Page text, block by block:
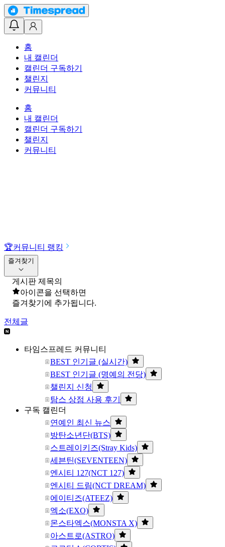
홈
내 캘린더
캘린더 구독하기
챌린지
커뮤니티
홈
내 캘린더
캘린더 구독하기
챌린지
커뮤니티
🏆커뮤니티 랭킹
즐겨찾기
게시판 제목의
아이콘을 선택하면
즐겨찾기에 추가됩니다.
전체글
타임스프레드 커뮤니티
BEST 인기글 (실시간)
BEST 인기글 (명예의 전당)
챌린지 신청
탐스 상점 사용 후기
구독 캘린더
연예인 최신 뉴스
방탄소년단(BTS)
스트레이키즈(Stray Kids)
세븐틴(SEVENTEEN)
엔시티 127(NCT 127)
엔시티 드림(NCT DREAM)
에이티즈(ATEEZ)
엑소(EXO)
몬스타엑스(MONSTA X)
아스트로(ASTRO)